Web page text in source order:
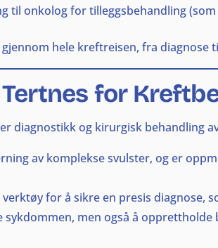
til onkolog for tilleggsbehandling
hele kreftreisen, fra diagnose
for
diagnostikk og kirurgisk behandling
av komplekse svulster, og er
for å sikre en presis diagnose,
sykdommen, men også å